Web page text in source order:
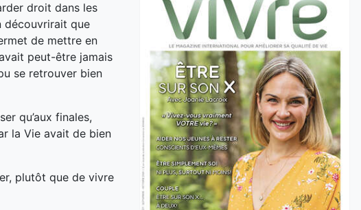
droit dans les
découvrirait que
de mettre en
peut-être jamais
se retrouver bien
qu’aux finales,
la Vie avait de bien
plutôt que de vivre